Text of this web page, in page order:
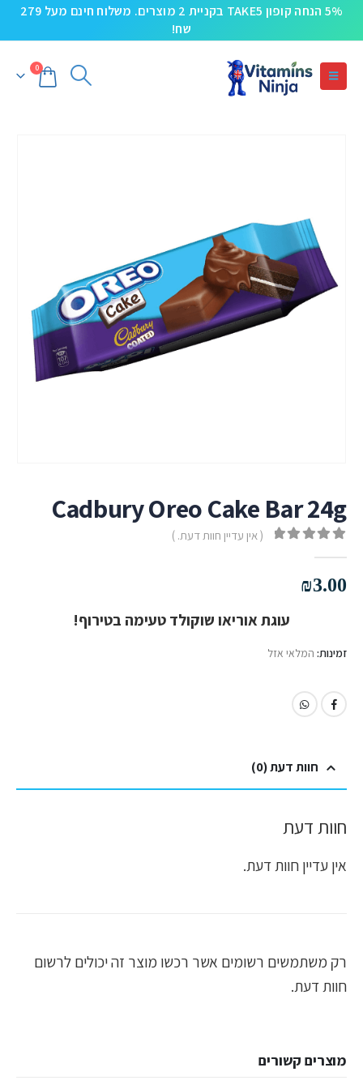
5% הנחה קופון TAKE5 בקניית 2 מוצרים. משלוח חינם מעל 279
שח!
0
Cadbury Oreo Cake Bar 24g
( אין עדיין חוות דעת. )
₪3.00
עוגת אוריאו שוקולד טעימה בטירוף!
זמינות: המלאי אזל
חוות דעת (0)
חוות דעת
אין עדיין חוות דעת.
רק משתמשים רשומים אשר רכשו מוצר זה יכולים לרשום
חוות דעת.
מוצרים קשורים